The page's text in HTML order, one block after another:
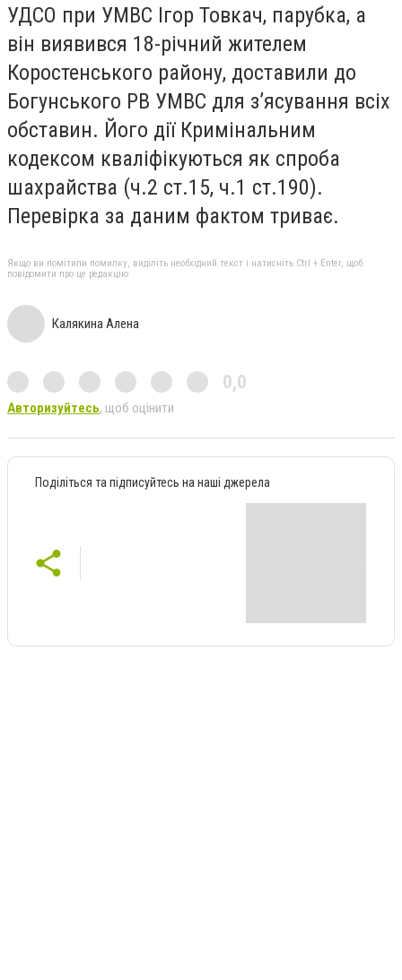
УДСО при УМВС Ігор Товкач, парубка, а
він виявився 18-річний жителем
Коростенського району, доставили до
Богунського РВ УМВС для з’ясування всіх
обставин. Його дії Кримінальним
кодексом кваліфікуються як спроба
шахрайства (ч.2 ст.15, ч.1 ст.190).
Перевірка за даним фактом триває.
Якщо ви помітили помилку, виділіть необхідний текст і натисніть Ctrl + Enter, щоб
повідомити про це редакцію
Калякина Алена
0,0
Авторизуйтесь, щоб оцінити
Поділіться та підписуйтесь на наші джерела